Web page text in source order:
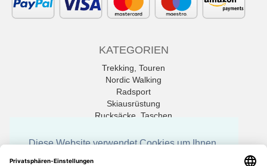
KATEGORIEN
Trekking, Touren
Nordic Walking
Radsport
Skiausrüstung
Rucksäcke, Taschen
Alle Marken
Diese Website verwendet Cookies um Ihnen
die bestmöglichen Funktionen zu bieten.